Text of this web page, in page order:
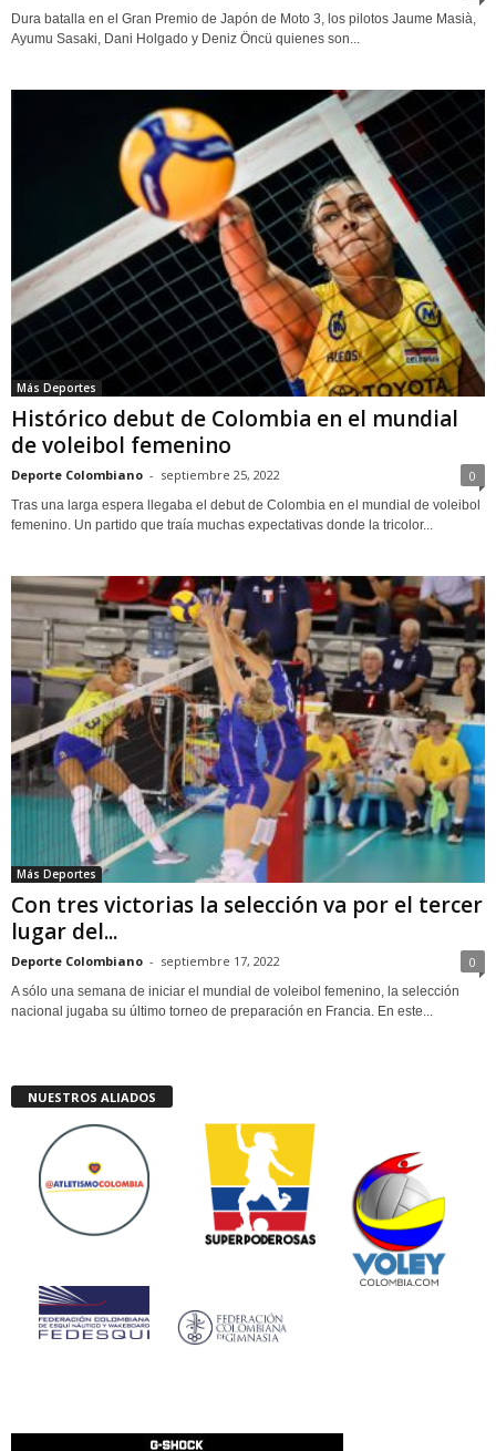
Dura batalla en el Gran Premio de Japón de Moto 3, los pilotos Jaume Masià,
Ayumu Sasaki, Dani Holgado y Deniz Öncü quienes son...
Más Deportes
Histórico debut de Colombia en el mundial
de voleibol femenino
Deporte Colombiano - septiembre 25, 2022 0
Tras una larga espera llegaba el debut de Colombia en el mundial de voleibol
femenino. Un partido que traía muchas expectativas donde la tricolor...
Más Deportes
Con tres victorias la selección va por el tercer
lugar del...
Deporte Colombiano - septiembre 17, 2022 0
A sólo una semana de iniciar el mundial de voleibol femenino, la selección
nacional jugaba su último torneo de preparación en Francia. En este...
NUESTROS ALIADOS